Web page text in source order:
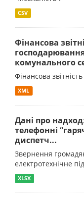
CSV
Фінансова
комунального
Фінансова
XML
Дані про
телефонні
диспетч...
Звернення
електротехнічне
XLSX